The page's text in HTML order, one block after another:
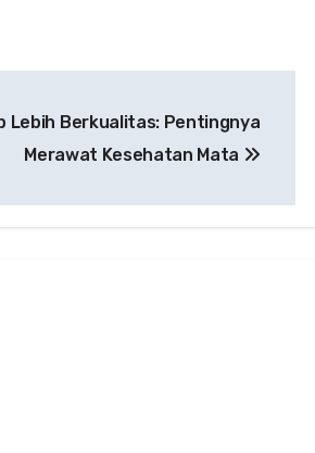
Lebih Berkualitas: Pentingnya
Merawat Kesehatan Mata